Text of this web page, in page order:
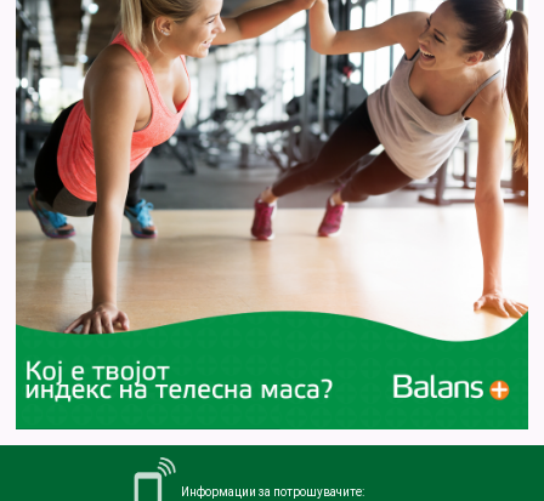
Информации за потрошувачите: